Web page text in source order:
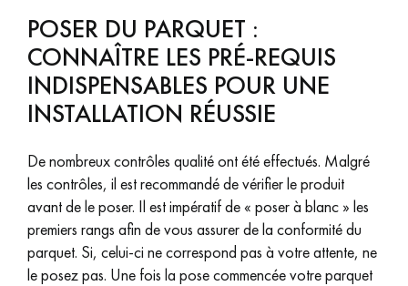
PARQUET MASSIF
PARQUET CONTRECOLLÉ -
SOL PLAQUÉ BOIS VERITABLES
PARQUETS À MOTIFS
TRADITIONNELS
PARQUET HUILÉ PARQUET EN BOIS BRUT
PARQUET VIEILLI PARQUET EN CHÊNE FUMÉ
PARQUET LAMES LARGES XXL PARQUET EN CHÊNE
POSER DU PARQUET :
CONNAÎTRE LES PRÉ-REQUIS
INDISPENSABLES POUR UNE
INSTALLATION RÉUSSIE
De nombreux contrôles qualité ont été effectués. Malgré
les contrôles, il est recommandé de vérifier le produit
avant de le poser. Il est impératif de « poser à blanc » les
premiers rangs afin de vous assurer de la conformité du
parquet. Si, celui-ci ne correspond pas à votre attente, ne
le posez pas. Une fois la pose commencée votre parquet